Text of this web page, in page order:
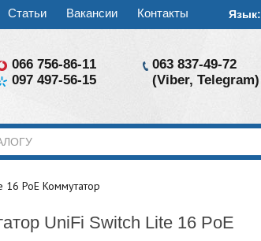
Статьи Вакансии Контакты Язык:
066 756-86-11
097 497-56-15
063 837-49-72
(Viber, Telegram)
16 PoE Коммутатор
UniFi Switch Lite 16 PoE